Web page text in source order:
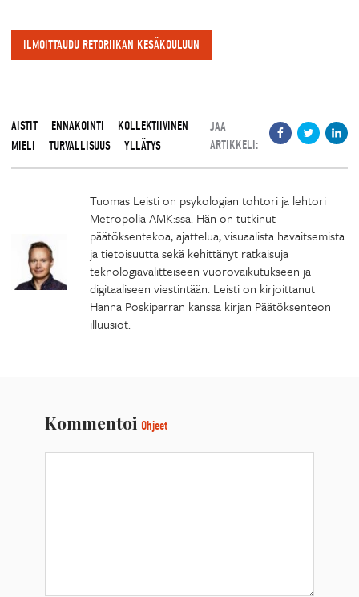
ILMOITTAUDU RETORIIKAN KESÄKOULUUN
AISTIT ENNAKOINTI
KOLLEKTIIVINEN
MIELI
TURVALLISUUS YLLÄTYS
JAA
ARTIKKELI:
Tuomas Leisti on psykologian tohtori ja lehtori
Metropolia AMK:ssa. Hän on tutkinut
päätöksentekoa, ajattelua, visuaalista havaitsemista
ja tietoisuutta sekä kehittänyt ratkaisuja
teknologiavälitteiseen vuorovaikutukseen ja
digitaaliseen viestintään. Leisti on kirjoittanut
Hanna Poskiparran kanssa kirjan Päätöksenteon
illuusiot.
Kommentoi Ohjeet